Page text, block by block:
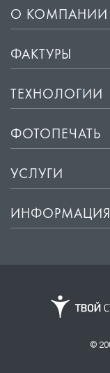
О КОМПАНИИ
ФАКТУРЫ
ТЕХНОЛОГИИ
ФОТОПЕЧАТЬ
УСЛУГИ
ИНФОРМАЦИЯ
©